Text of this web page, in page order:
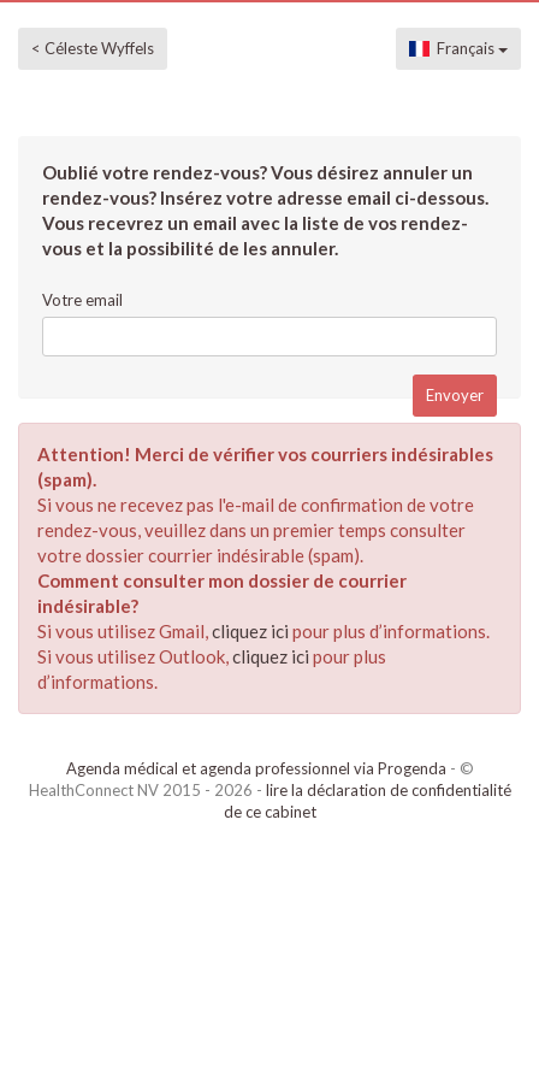
< Céleste Wyffels Français
Oublié votre rendez-vous? Vous désirez annuler un
rendez-vous? Insérez votre adresse email ci-dessous.
Vous recevrez un email avec la liste de vos rendez-
vous et la possibilité de les annuler.
Votre email
Attention! Merci de vérifier vos courriers indésirables
(spam).
Si vous ne recevez pas l'e-mail de confirmation de votre
rendez-vous, veuillez dans un premier temps consulter
votre dossier courrier indésirable (spam).
Comment consulter mon dossier de courrier
indésirable?
Si vous utilisez Gmail,cliquez ici pour plus d’informations.
Si vous utilisez Outlook,cliquez ici pour plus
d’informations.
Agenda médical et agenda professionnel via Progenda - ©
HealthConnect NV 2015 - 2026 - lire la déclaration de confidentialité
de ce cabinet